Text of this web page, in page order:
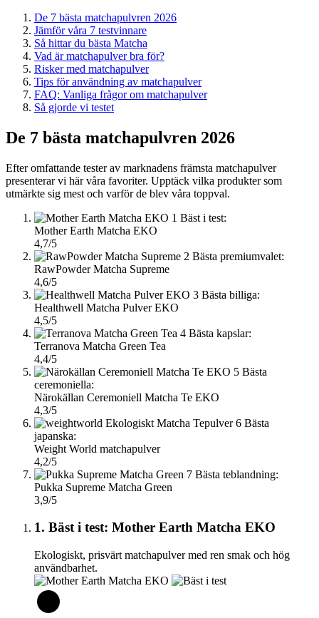
De 7 bästa matchapulvren 2026
Jämför våra 7 testvinnare
Så hittar du bästa Matcha
Vad är matchapulver bra för?
Risker med matchapulver
Tips för användning av matchapulver
FAQ: Vanliga frågor om matchapulver
Så gjorde vi testet
De 7 bästa matchapulvren 2026
Efter omfattande tester av marknadens främsta matchapulver
presenterar vi här våra favoriter. Upptäck vilka produkter som
utmärkte sig mest och varför de blev våra toppval.
1 Bäst i test:
Mother Earth Matcha EKO
4,7/5
2 Bästa premiumvalet:
RawPowder Matcha Supreme
4,6/5
3 Bästa billiga:
Healthwell Matcha Pulver EKO
4,5/5
4 Bästa kapslar:
Terranova Matcha Green Tea
4,4/5
5 Bästa
ceremoniella:
Närokällan Ceremoniell Matcha Te EKO
4,3/5
6 Bästa
japanska:
Weight World matchapulver
4,2/5
7 Bästa teblandning:
Pukka Supreme Matcha Green
3,9/5
1. Bäst i test: Mother Earth Matcha EKO
Ekologiskt, prisvärt matchapulver med ren smak och hög
användbarhet.